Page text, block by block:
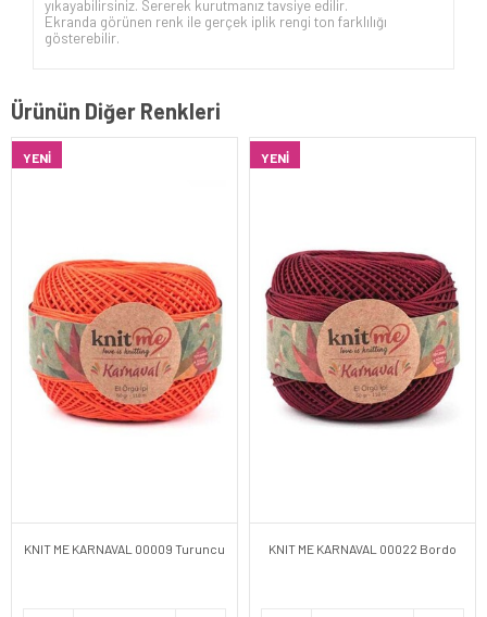
yıkayabilirsiniz. Sererek kurutmanız tavsiye edilir.
Ekranda görünen renk ile gerçek iplik rengi ton farklılığı
gösterebilir.
Ürünün Diğer Renkleri
YENI
KNIT ME KARNAVAL 00009 Turuncu
YENI
KNIT ME KARNAVAL 00022 Bordo